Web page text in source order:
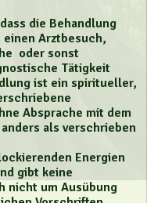
die Behandlung
Arztbesuch,
oder sonst
Tätigkeit
ist ein spiritueller,
Absprache mit dem
als verschrieben
Energien
gibt keine
nicht um Ausübung